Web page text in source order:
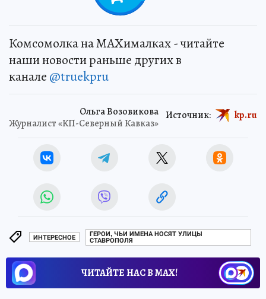
Комсомолка на MAXималках - читайте
наши новости раньше других в
канале @truekpru
Ольга Возовикова
Журналист «КП-Северный Кавказ»
Источник: kp.ru
ИНТЕРЕСНОЕ
ГЕРОИ, ЧЬИ ИМЕНА НОСЯТ УЛИЦЫ
СТАВРОПОЛЯ
ЧИТАЙТЕ НАС В МАХ!